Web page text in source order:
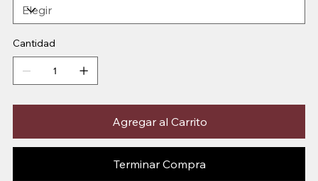
Cantidad
Agregar al Carrito
Terminar Compra